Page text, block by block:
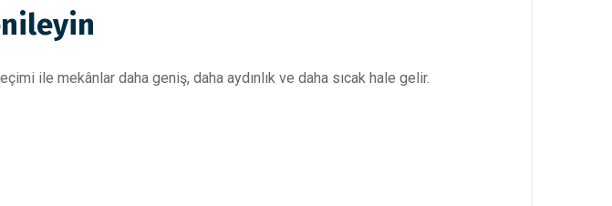
ile mekânlar daha geniş, daha aydınlık ve daha sıcak hale gelir.